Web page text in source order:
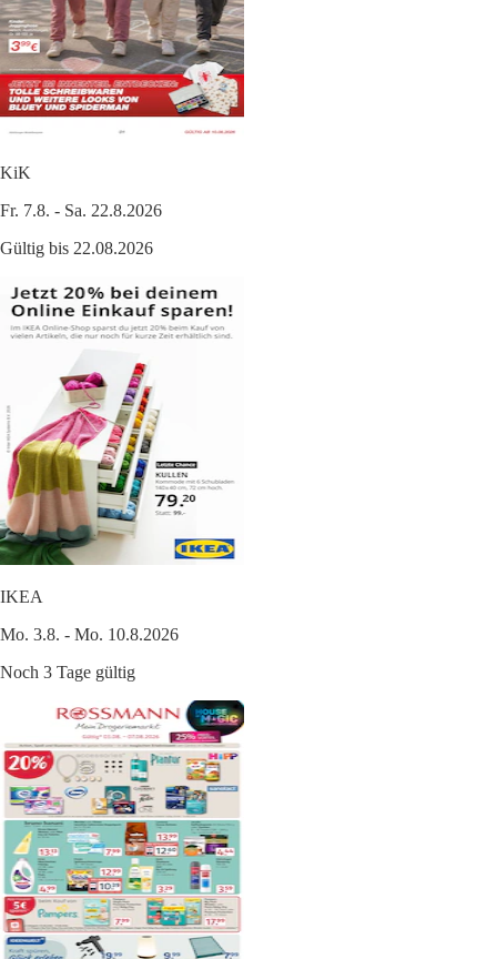
KiK
Fr. 7.8. - Sa. 22.8.2026
Gültig bis 22.08.2026
IKEA
Mo. 3.8. - Mo. 10.8.2026
Noch 3 Tage gültig